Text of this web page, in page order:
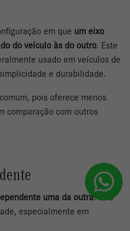
em que um eixo
do veículo às do outro. Este
usado em veículos de
e durabilidade.
pois oferece menos
comparação com outros
uma da outra. Isso
especialmente em